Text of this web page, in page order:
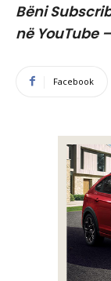
Bëni
në YouTube –
Facebook